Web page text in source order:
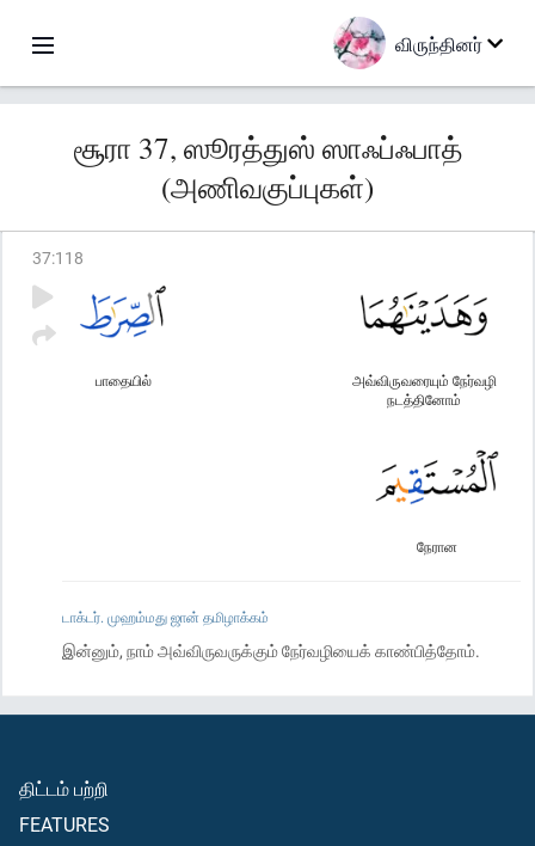
விருந்தினர்
சூரா 37, ஸூரத்துஸ் ஸாஃப்ஃபாத்
(அணிவகுப்புகள்)
37:118
அவ்விருவரையும் நேர்வழி
நடத்தினோம்
பாதையில்
நேரான
டாக்டர். முஹம்மது ஜான் தமிழாக்கம்
இன்னும், நாம் அவ்விருவருக்கும் நேர்வழியைக் காண்பித்தோம்.
திட்டம் பற்றி
FEATURES